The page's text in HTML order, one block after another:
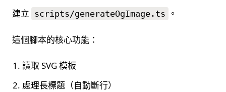
建立 scripts/generateOgImage.ts 。
這個腳本的核心功能：
讀取 SVG 模板
處理長標題（自動斷行）